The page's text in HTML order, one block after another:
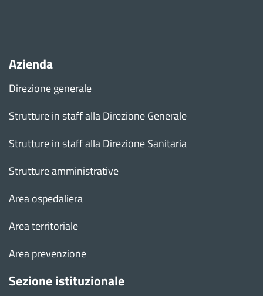
Azienda
Direzione generale
Strutture in staff alla Direzione Generale
Strutture in staff alla Direzione Sanitaria
Strutture amministrative
Area ospedaliera
Area territoriale
Area prevenzione
Sezione istituzionale